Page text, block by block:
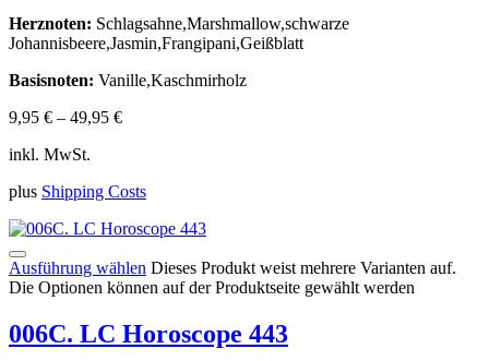
Herznoten: Schlagsahne,Marshmallow,schwarze
Johannisbeere,Jasmin,Frangipani,Geißblatt
Basisnoten: Vanille,Kaschmirholz
9,95 € – 49,95 €
inkl. MwSt.
plus Shipping Costs
Ausführung wählen Dieses Produkt weist mehrere Varianten auf.
Die Optionen können auf der Produktseite gewählt werden
006C. LC Horoscope 443